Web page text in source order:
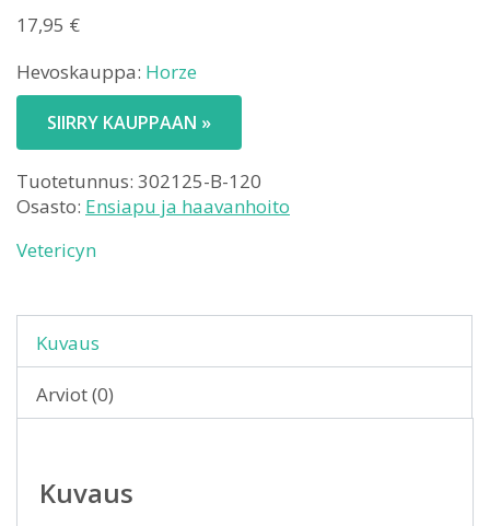
17,95 €
Hevoskauppa: Horze
SIIRRY KAUPPAAN »
Tuotetunnus: 302125-B-120
Osasto: Ensiapu ja haavanhoito
Vetericyn
Kuvaus
Arviot (0)
Kuvaus